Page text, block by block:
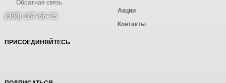
Обратная связь
(988) 187-66-15
Акции
Контакты
ПРИСОЕДИНЯЙТЕСЬ